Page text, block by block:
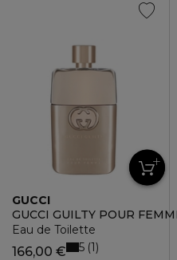
GUCCI
GUCCI GUILTY POUR
Eau de Toilette
166,00 € 5 1